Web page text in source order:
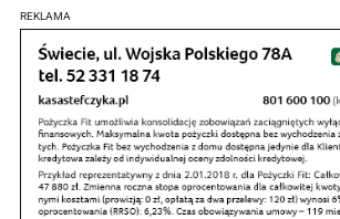
REKLAMA